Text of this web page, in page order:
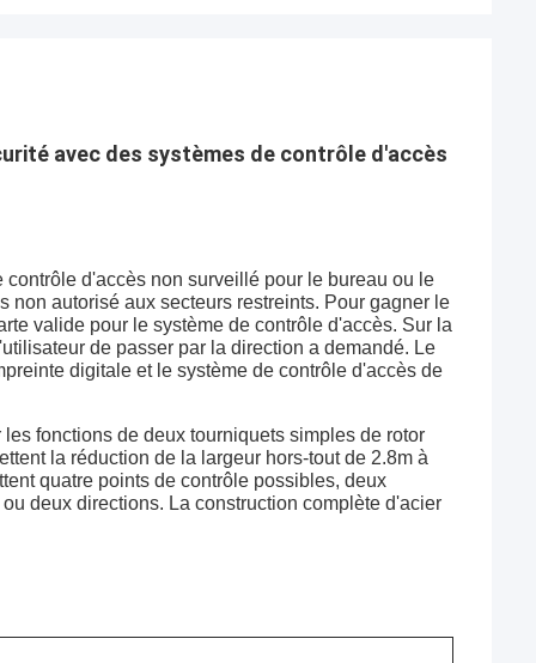
avec des systèmes de contrôle d'accès
contrôle d'accès non surveillé pour le bureau ou le
non autorisé aux secteurs restreints. Pour gagner le
valide pour le système de contrôle d'accès. Sur la
de passer par la direction a demandé. Le
digitale et le système de contrôle d'accès de
fonctions de deux tourniquets simples de rotor
la réduction de la largeur hors-tout de 2.8m à
quatre points de contrôle possibles, deux
deux directions. La construction complète d'acier